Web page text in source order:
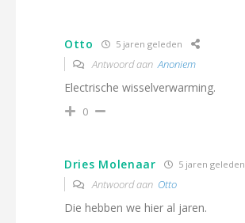
Otto 5 jaren geleden
Antwoord aanAnoniem
Electrische wisselverwarming.
0
Dries Molenaar 5 jaren geleden
Antwoord aan Otto
Die hebben we hier al jaren.